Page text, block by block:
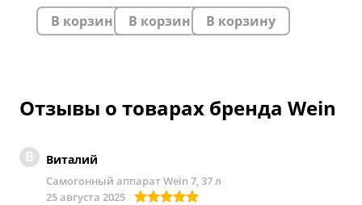
Отзывы о товарах бренда Wein
В Виталий
Самогонный аппарат Wein 7, 37 л
25 августа 2025